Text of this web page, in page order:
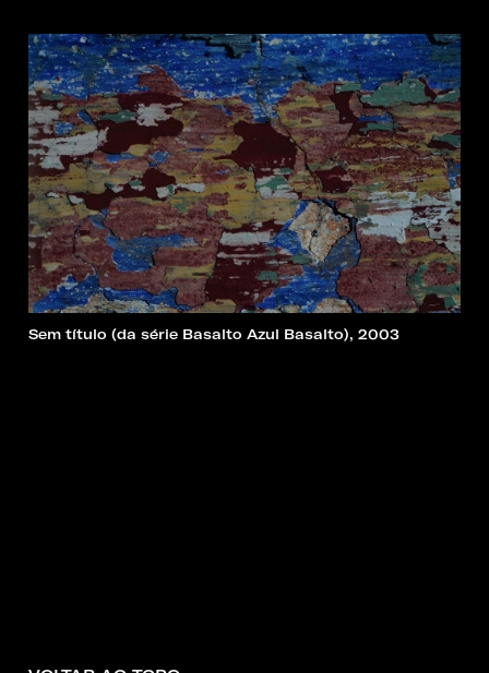
Sem título (da série Basalto Azul Basalto), 2003